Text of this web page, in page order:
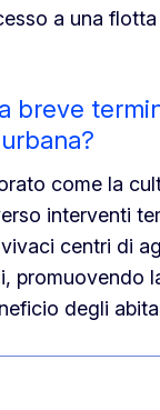
a una
breve
come la
interventi
centri di
promuovendo
degli